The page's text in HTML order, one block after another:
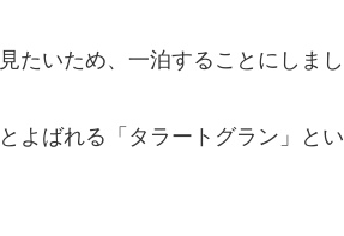
たいため、一泊することにしまし
よばれる「タラートグラン」とい